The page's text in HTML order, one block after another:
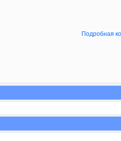
Подробная